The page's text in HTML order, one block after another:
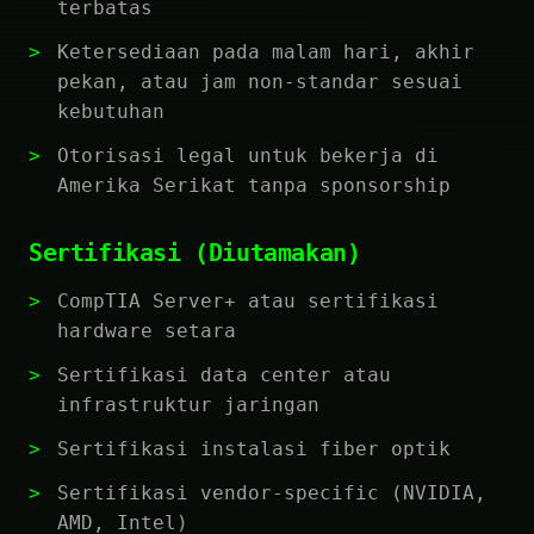
terbatas
Ketersediaan pada malam hari, akhir
pekan, atau jam non-standar sesuai
kebutuhan
Otorisasi legal untuk bekerja di
Amerika Serikat tanpa sponsorship
Sertifikasi (Diutamakan)
CompTIA Server+ atau sertifikasi
hardware setara
Sertifikasi data center atau
infrastruktur jaringan
Sertifikasi instalasi fiber optik
Sertifikasi vendor-specific (NVIDIA,
AMD, Intel)